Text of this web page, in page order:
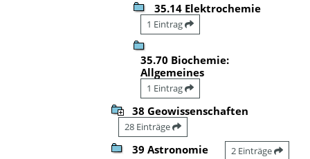
35.14 Elektrochemie
1 Eintrag
35.70 Biochemie:
Allgemeines
1 Eintrag
38 Geowissenschaften
28 Einträge
39 Astronomie 2 Einträge